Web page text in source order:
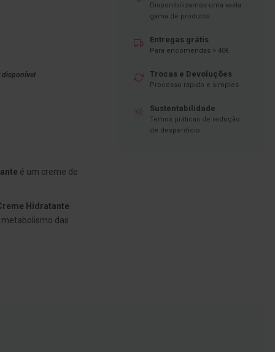
disponível
é um creme de
Hidratante
das
Disponibilizamos uma vasta
gama de produtos
Entregas grátis
Para encomendas > 40€
Trocas e Devoluções
Processo rápido e simples
Sustentabilidade
Temos práticas de redução
de desperdício